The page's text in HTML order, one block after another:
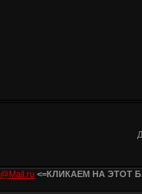
<=КЛИКАЕМ НА ЭТОТ